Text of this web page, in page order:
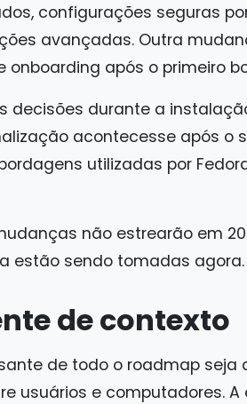
configurações seguras
avançadas. Outra
após o primeiro
decisões durante a
acontecesse após o
utilizadas por
não estrearão em
estão sendo tomadas agora.
de contexto
de todo o roadmap seja
usuários e computadores.